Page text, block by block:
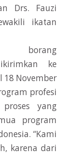
Drs. Fauzi
ikatan
borang
ke
18 November
profesi
yang
program
“Kami
karena dari